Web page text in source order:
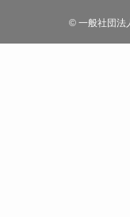
©一般社団法